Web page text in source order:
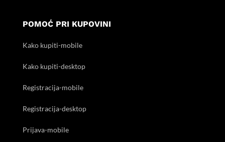
POMOĆ PRI KUPOVINI
Kako kupiti-mobile
Kako kupiti-desktop
Registracija-mobile
Registracija-desktop
Prijava-mobile